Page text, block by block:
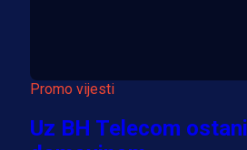
Promo vijesti
Uz BH Telecom